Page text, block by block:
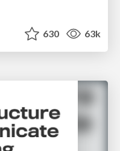
630 63k